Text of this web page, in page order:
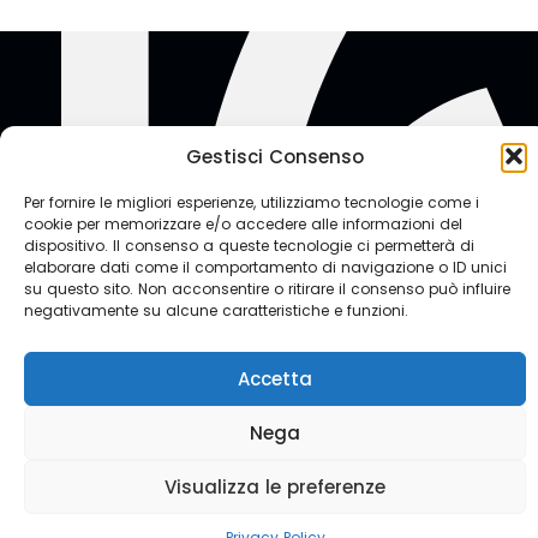
Accetta
Visualizza le preferenze
Privacy Policy
© CAMERA DI COMMERCIO INTERNAZIONALE
Via Barnaba Oriani, 34 – 00197 Roma
01863550586